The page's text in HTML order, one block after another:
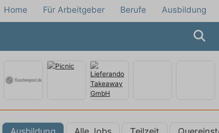
Home Für Arbeitgeber Berufe Ausbildung